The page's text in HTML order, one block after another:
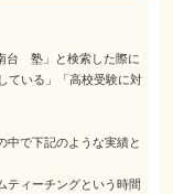
台 塾」と検索した際に
ている」「高校受験に対
で下記のような実績と
ティーチングという時間